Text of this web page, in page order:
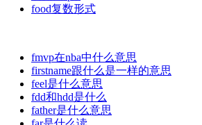
food复数形式
fmvp在nba中什么意思
firstname跟什么是一样的意思
feel是什么意思
fdd和hdd是什么
father是什么意思